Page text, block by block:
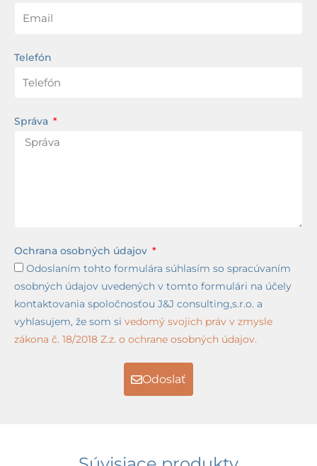
Telefón
Správa
Ochrana osobných údajov
Odoslaním tohto formulára súhlasím so spracúvaním
osobných údajov uvedených v tomto formulári na účely
kontaktovania spoločnosťou J&J consulting,s.r.o. a
vyhlasujem, že som si vedomý svojich práv v zmysle
zákona č. 18/2018 Z.z. o ochrane osobných údajov.
Odoslať